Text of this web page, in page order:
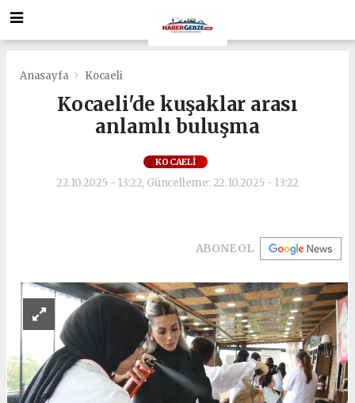
Anasayfa Kocaeli
Kocaeli'de kuşaklar arası
anlamlı buluşma
KOCAELI
22.10.2025 - 13:22, Güncelleme: 22.10.2025 - 13:22
ABONE OL